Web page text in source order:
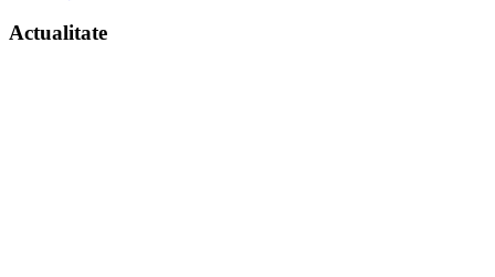
Actualitate